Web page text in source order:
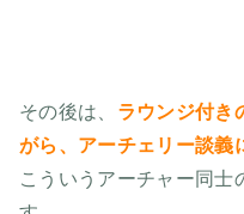
その後は、 ラウンジ付き
がら、アーチェリー談義
こういうアーチャー同士